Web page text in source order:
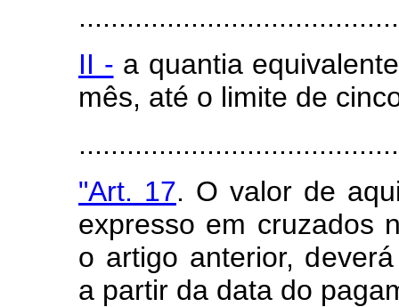
II - a quantia
mês, até o limite de
"Art. 17. O valor de
expresso em cruzados
o artigo anterior,
a partir da data do